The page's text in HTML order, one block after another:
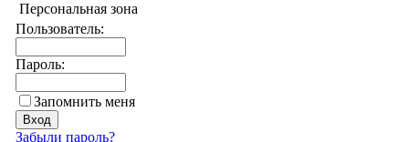
Персональная зона
Пользователь:
Пароль:
Запомнить меня
Забыли пароль?